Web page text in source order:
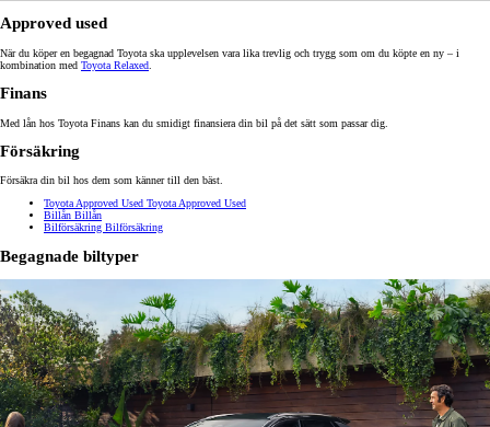
Approved used
När du köper en begagnad Toyota ska upplevelsen vara lika trevlig och trygg som om du köpte en ny – i
kombination med Toyota Relaxed
Finans
Med lån hos Toyota Finans kan du smidigt finansiera din bil på det sätt som passar dig.
Försäkring
Försäkra din bil hos dem som känner till den bäst.
Toyota Approved Used Toyota Approved Used
Billån Billån
Bilförsäkring Bilförsäkring
Begagnade biltyper